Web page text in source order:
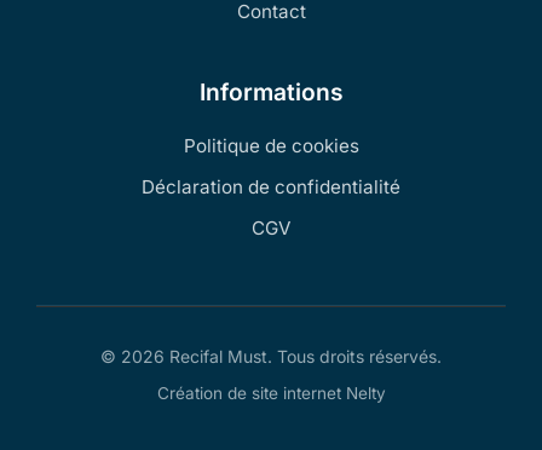
Contact
Informations
Politique de cookies
Déclaration de confidentialité
CGV
© 2026 Recifal Must. Tous droits réservés.
Création de site internet Nelty